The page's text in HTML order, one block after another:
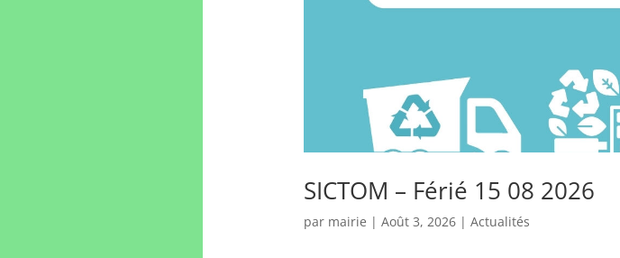
SICTOM – Férié 15 08 2026
par mairie | Août 3, 2026| Actualités